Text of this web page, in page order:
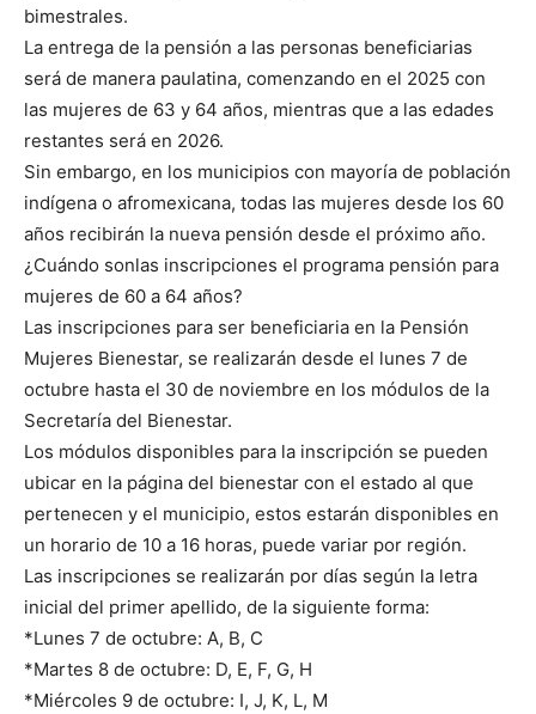
bimestrales.
La entrega de la pensión a las personas beneficiarias
será de manera paulatina, comenzando en el 2025 con
las mujeres de 63 y 64 años, mientras que a las edades
restantes será en 2026.
Sin embargo, en los municipios con mayoría de población
indígena o afromexicana, todas las mujeres desde los 60
años recibirán la nueva pensión desde el próximo año.
¿Cuándo sonlas inscripciones el programa pensión para
mujeres de 60 a 64 años?
Las inscripciones para ser beneficiaria en la Pensión
Mujeres Bienestar, se realizarán desde el lunes 7 de
octubre hasta el 30 de noviembre en los módulos de la
Secretaría del Bienestar.
Los módulos disponibles para la inscripción se pueden
ubicar en la página del bienestar con el estado al que
pertenecen y el municipio, estos estarán disponibles en
un horario de 10 a 16 horas, puede variar por región.
Las inscripciones se realizarán por días según la letra
inicial del primer apellido, de la siguiente forma:
*Lunes 7 de octubre: A, B, C
*Martes 8 de octubre: D, E, F, G, H
*Miércoles 9 de octubre: I, J, K, L, M